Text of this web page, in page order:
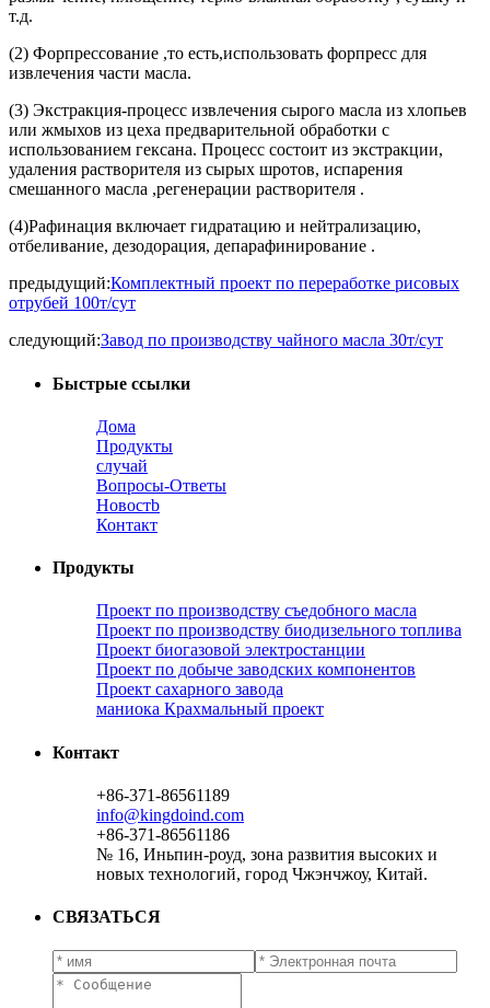
т.д.
(2) Форпрессование ,то есть,использовать форпресс для
извлечения части масла.
(3) Экстракция-процесс извлечения сырого масла из хлопьев
или жмыхов из цеха предварительной обработки с
использованием гексана. Процесс состоит из экстракции,
удаления растворителя из сырых шротов, испарения
смешанного масла ,регенерации растворителя .
(4)Рафинация включает гидратацию и нейтрализацию,
отбеливание, дезодорация, депарафинирование .
предыдущий:Комплектный проект по переработке рисовых
отрубей 100т/сут
следующий:Завод по производству чайного масла 30т/сут
Быстрые ссылки
Дома
Продукты
случай
Вопросы-Ответы
Новостb
Контакт
Продукты
Проект по производству съедобного масла
Проект по производству биодизельного топлива
Проект биогазовой электростанции
Проект по добыче заводских компонентов
Проект сахарного завода
маниока Крахмальный проект
Контакт
+86-371-86561189
info@kingdoind.com
+86-371-86561186
№ 16, Иньпин-роуд, зона развития высоких и
новых технологий, город Чжэнчжоу, Китай.
СВЯЗАТЬСЯ